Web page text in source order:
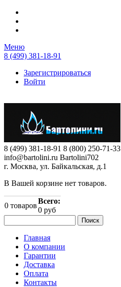
Перейти к основному содержанию
Меню
8 (499) 381-18-91
Зарегистрироваться
Войти
8 (499) 381-18-91 8 (800) 250-71-33
info@bartolini.ru Bartolini702
г. Москва, ул. Байкальская, д.1
В Вашей корзине нет товаров.
0 товаров
Всего:
0 руб
Главное меню
Главная
О компании
Гарантии
Доставка
Оплата
Контакты